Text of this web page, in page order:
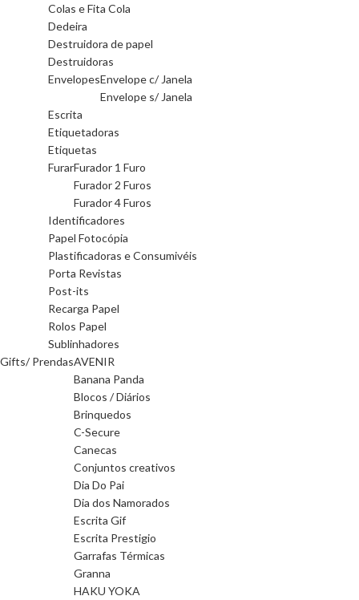
Colas e Fita Cola
Dedeira
Destruidora de papel
Destruidoras
EnvelopesEnvelope c/ Janela
Envelope s/ Janela
Escrita
Etiquetadoras
Etiquetas
FurarFurador 1 Furo
Furador 2 Furos
Furador 4 Furos
Identificadores
Papel Fotocópia
Plastificadoras e Consumivéis
Porta Revistas
Post-its
Recarga Papel
Rolos Papel
Sublinhadores
Gifts/ PrendasAVENIR
Banana Panda
Blocos / Diários
Brinquedos
C-Secure
Canecas
Conjuntos creativos
Dia Do Pai
Dia dos Namorados
Escrita Gif
Escrita Prestigio
Garrafas Térmicas
Granna
HAKU YOKA